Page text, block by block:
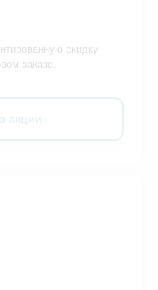
скидку
заказе.
акции